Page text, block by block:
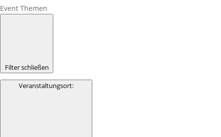
Event Themen
Filter schließen
Veranstaltungsort: